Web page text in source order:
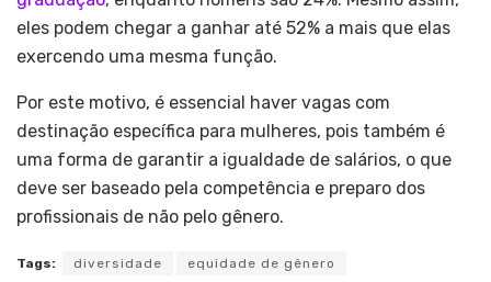
eles podem chegar a ganhar até 52% a mais que elas
exercendo uma mesma função.
Por este motivo, é essencial haver vagas com
destinação específica para mulheres, pois também é
uma forma de garantir a igualdade de salários, o que
deve ser baseado pela competência e preparo dos
profissionais de não pelo gênero.
Tags: diversidade equidade de gênero